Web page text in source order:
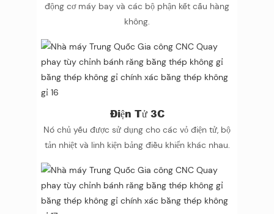
động cơ máy bay và các bộ phận kết cấu hàng
không.
Điện Tử 3C
Nó chủ yếu được sử dụng cho các vỏ điện tử, bộ
tản nhiệt và linh kiện bảng điều khiển khác nhau.